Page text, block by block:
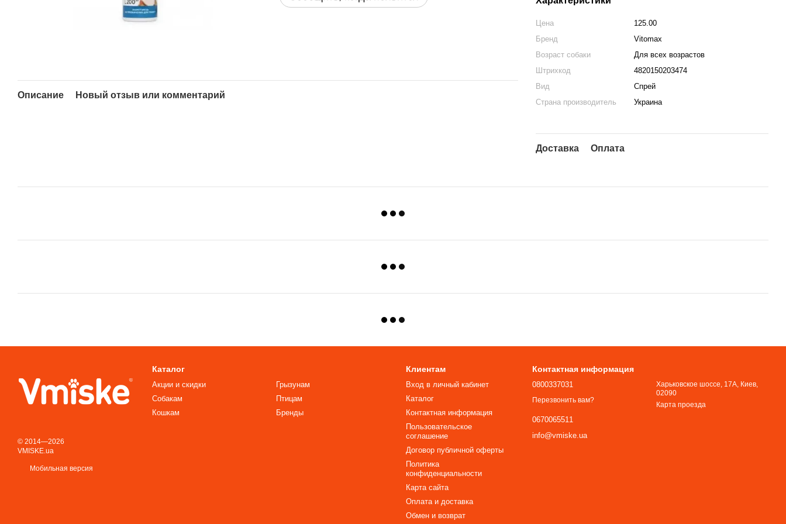
Цена
125.00
Бренд
Vitomax
Возраст собаки
Для всех возрастов
Штрихкод
4820150203474
Вид
Спрей
Страна производитель
Украина
Доставка Оплата
Описание Новый отзыв или комментарий
© 2014—2026
VMISKE.ua
Мобильная версия
Каталог
Акции и скидки
Собакам
Кошкам
Грызунам
Птицам
Бренды
Клиентам
Вход в личный кабинет
Каталог
Контактная информация
Пользовательское
соглашение
Договор публичной оферты
Политика
конфиденциальности
Карта сайта
Оплата и доставка
Обмен и возврат
Контактная информация
0800337031
Перезвонить вам?
0670065511
info@vmiske.ua
Харьковское шоссе, 17А, Киев,
02090
Карта проезда